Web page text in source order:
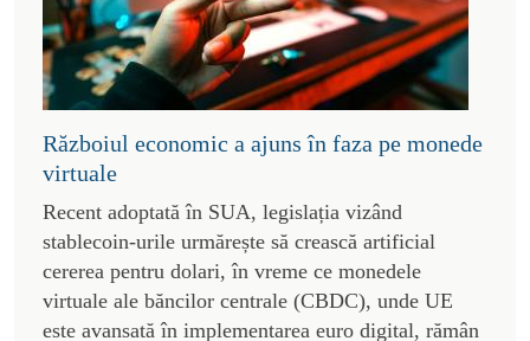
Războiul economic a ajuns în faza pe monede
virtuale
Recent adoptată în SUA, legislația vizând
stablecoin-urile urmărește să crească artificial
cererea pentru dolari, în vreme ce monedele
virtuale ale băncilor centrale (CBDC), unde UE
este avansată în implementarea euro digital, rămân